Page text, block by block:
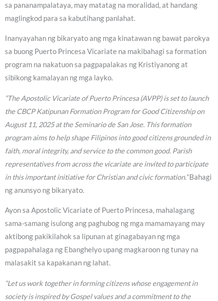
sa pananampalataya, may matatag na moralidad, at handang
maglingkod para sa kabutihang panlahat.
Inanyayahan ng bikaryato ang mga kinatawan ng bawat parokya
sa buong Puerto Princesa Vicariate na makibahagi sa formation
program na nakatuon sa pagpapalakas ng Kristiyanong at
sibikong kamalayan ng mga layko.
“The Apostolic Vicariate of Puerto Princesa (AVPP) is set to launch
the CBCP Katipunan Formation Program for Good Citizenship on
August 11, 2025 at the Seminario de San Jose. This formation
program aims to help shape Filipinos into good citizens grounded in
faith, moral integrity, and service to the common good. Parish
representatives from across the vicariate are invited to participate
in this important initiative for Christian and civic formation.”Bahagi
ng anunsyo ng bikaryato.
Ayon sa Apostolic Vicariate of Puerto Princesa, mahalagang
sama-samang isulong ang paghubog ng mga mamamayang may
aktibong pakikilahok sa lipunan at ginagabayan ng mga
pagpapahalaga ng Ebanghelyo upang magkaroon ng tunay na
malasakit sa kapakanan ng lahat.
“Let us work together in forming citizens whose engagement in
society is inspired by Gospel values and a commitment to the